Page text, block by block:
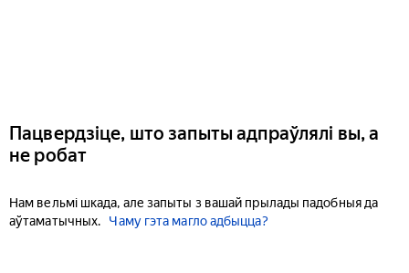
Пацвердзіце, што запыты адпраўлялі вы, а
не робат
Нам вельмі шкада, але запыты з вашай прылады падобныя да
аўтаматычных.
Чаму гэта магло адбыцца?